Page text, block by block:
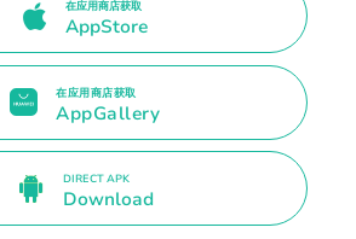
在应用商店获取
AppStore
在应用商店获取
AppGallery
DIRECT APK
Download